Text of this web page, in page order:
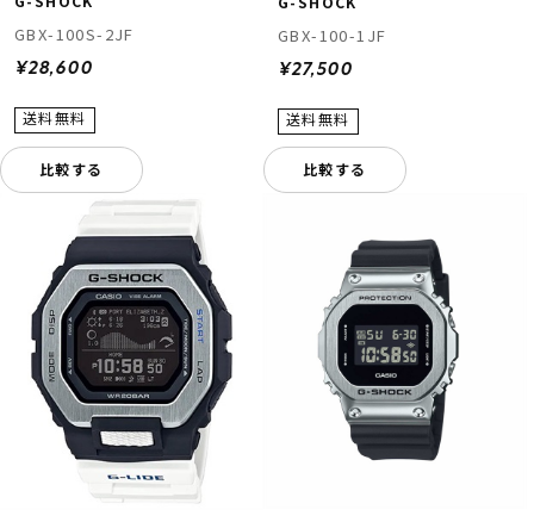
GBX-100S-2JF
¥28,600
比較する
GBX-100-1JF
¥27,500
比較する